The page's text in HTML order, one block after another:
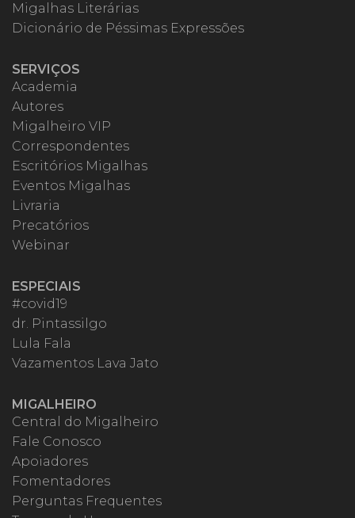
Migalhas Literárias
Dicionário de Péssimas Expressões
SERVIÇOS
Academia
Autores
Migalheiro VIP
Correspondentes
Escritórios Migalhas
Eventos Migalhas
Livraria
Precatórios
Webinar
ESPECIAIS
#covid19
dr. Pintassilgo
Lula Fala
Vazamentos Lava Jato
MIGALHEIRO
Central do Migalheiro
Fale Conosco
Apoiadores
Fomentadores
Perguntas Frequentes